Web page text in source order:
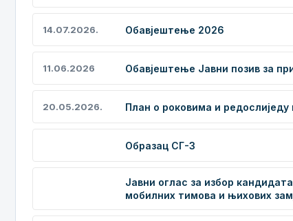
14.07.2026. Обавјештење 2026
11.06.2026 Обавјештење Јавни позив за
20.05.2026. План о роковима и
Образац СГ-3
Јавни оглас за избор
мобилних тимова и њихових